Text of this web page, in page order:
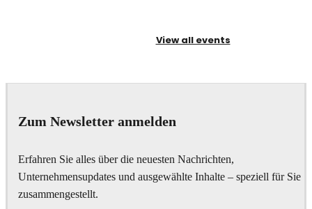
View all events
Zum Newsletter anmelden
Erfahren Sie alles über die neuesten Nachrichten,
Unternehmensupdates und ausgewählte Inhalte – speziell für Sie
zusammengestellt.